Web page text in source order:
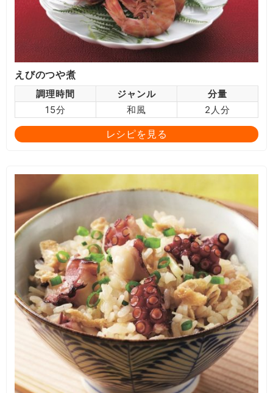
えびのつや煮
調理時間 ジャンル
分量
15分
和風 2人分
レシピを見る